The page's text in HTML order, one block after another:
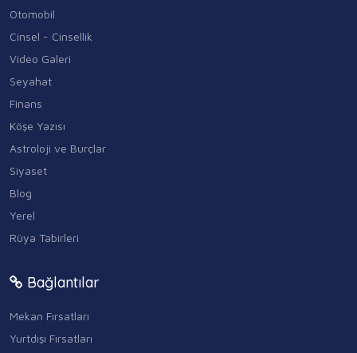
Otomobil
Cinsel - Cinsellik
Video Galeri
Seyahat
Finans
Köşe Yazısı
Astroloji ve Burçlar
Siyaset
Blog
Yerel
Rüya Tabirleri
Bağlantılar
Mekan Fırsatları
Yurtdışı Fırsatları